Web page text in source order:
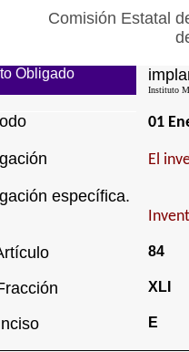
Comisión Estatal
Obligado
Instituto
01
El
específica.
84
XLI
E